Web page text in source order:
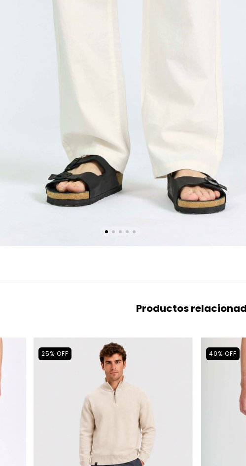
Productos
25% OFF 40% OFF